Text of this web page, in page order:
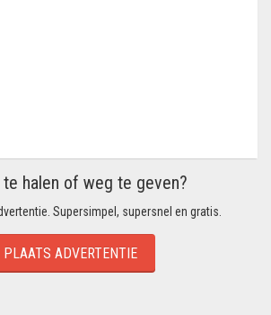
halen of weg te geven?
Supersimpel, supersnel en gratis.
PLAATS ADVERTENTIE